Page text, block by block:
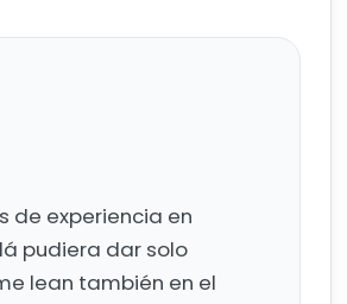
de experiencia en
pudiera dar solo
lean también en el